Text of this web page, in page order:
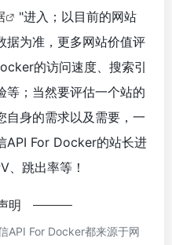
"进入；以目前的网站
据为准，更多网站价值评
的访问速度、搜索引
等；当然要评估一个站的
自身的需求以及需要，一
API For Docker的站长进
、跳出率等！
明
API For Docker都来源于网